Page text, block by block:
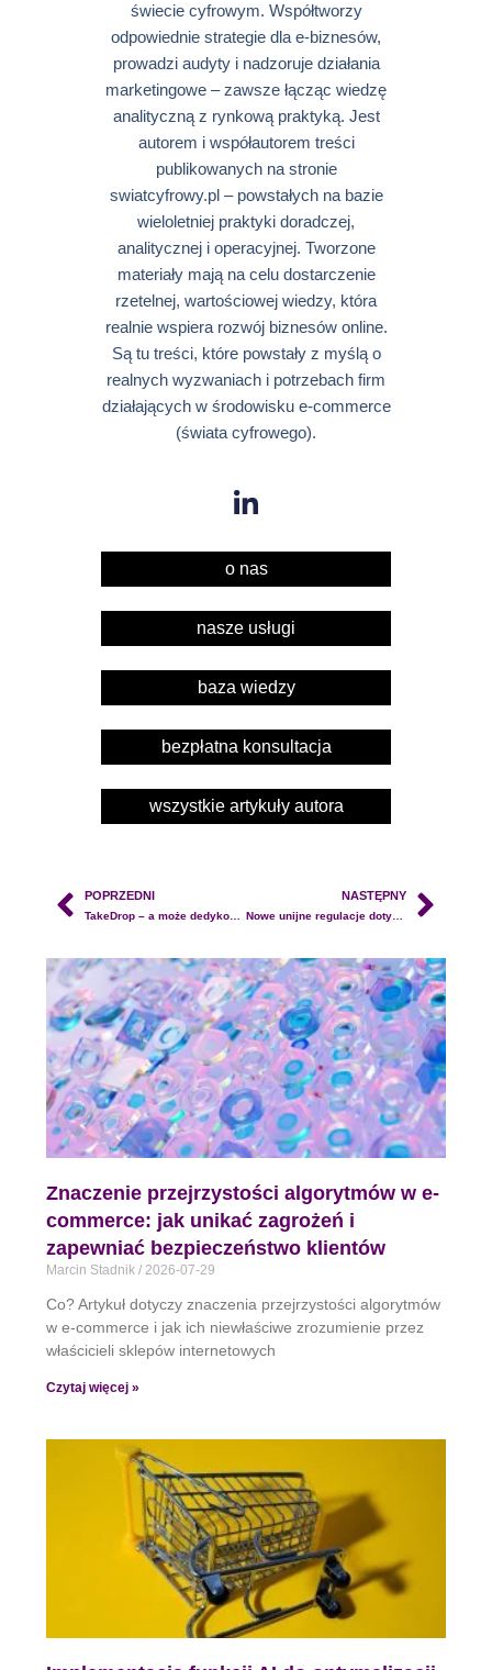
świecie cyfrowym. Współtworzy
odpowiednie strategie dla e-biznesów,
prowadzi audyty i nadzoruje działania
marketingowe – zawsze łącząc wiedzę
analityczną z rynkową praktyką. Jest
autorem i współautorem treści
publikowanych na stronie
swiatcyfrowy.pl – powstałych na bazie
wieloletniej praktyki doradczej,
analitycznej i operacyjnej. Tworzone
materiały mają na celu dostarczenie
rzetelnej, wartościowej wiedzy, która
realnie wspiera rozwój biznesów online.
Są tu treści, które powstały z myślą o
realnych wyzwaniach i potrzebach firm
działających w środowisku e-commerce
(świata cyfrowego).
o nas
nasze usługi
baza wiedzy
bezpłatna konsultacja
wszystkie artykuły autora
POPRZEDNI NASTĘPNY
Nowe unijne regulacje dotyczące cross-border w e-commerce – co muszą wiedzieć właściciele sklepów www?
Znaczenie przejrzystości algorytmów w e-
commerce: jak unikać zagrożeń i
zapewniać bezpieczeństwo klientów
Marcin Stadnik 2026-07-29
Co? Artykuł dotyczy znaczenia przejrzystości algorytmów
w e-commerce i jak ich niewłaściwe zrozumienie przez
właścicieli sklepów internetowych
Czytaj więcej »